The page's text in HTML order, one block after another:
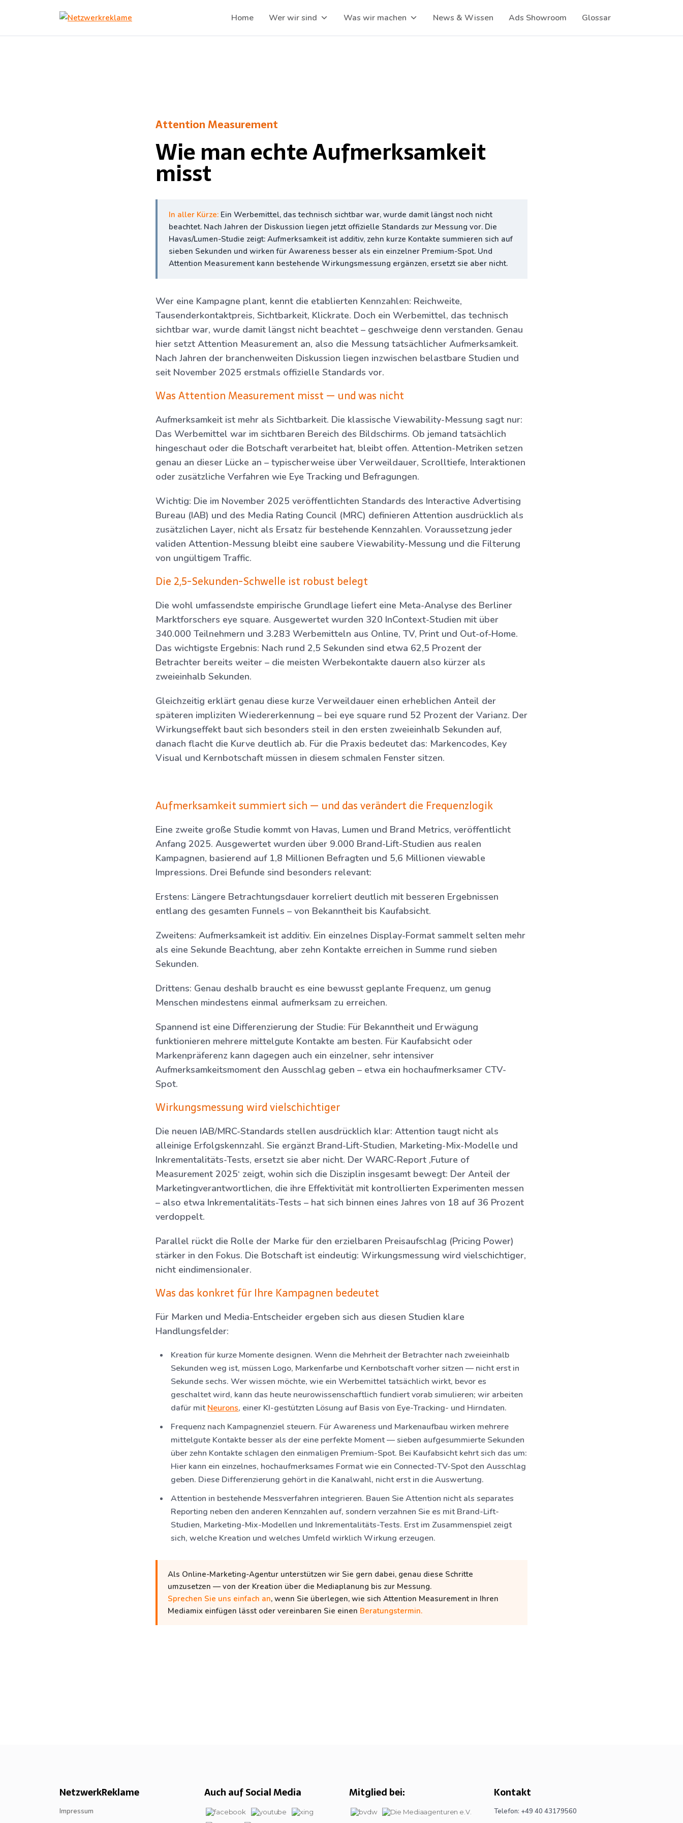
Home Wer wir sind Was wir machen News & Wissen Ads Showroom Glossar
Attention Measurement
Wie man echte Aufmerksamkeit
misst
In aller Kürze: Ein Werbemittel, das technisch sichtbar war, wurde damit längst noch nicht
beachtet. Nach Jahren der Diskussion liegen jetzt offizielle Standards zur Messung vor. Die
Havas/Lumen-Studie zeigt: Aufmerksamkeit ist additiv, zehn kurze Kontakte summieren sich auf
sieben Sekunden und wirken für Awareness besser als ein einzelner Premium-Spot. Und
Attention Measurement kann bestehende Wirkungsmessung ergänzen, ersetzt sie aber nicht.
Wer eine Kampagne plant, kennt die etablierten Kennzahlen: Reichweite,
Tausenderkontaktpreis, Sichtbarkeit, Klickrate. Doch ein Werbemittel, das technisch
sichtbar war, wurde damit längst nicht beachtet – geschweige denn verstanden. Genau
hier setzt Attention Measurement an, also die Messung tatsächlicher Aufmerksamkeit.
Nach Jahren der branchenweiten Diskussion liegen inzwischen belastbare Studien und
seit November 2025 erstmals offizielle Standards vor.
Was Attention Measurement misst — und was nicht
Aufmerksamkeit ist mehr als Sichtbarkeit. Die klassische Viewability-Messung sagt nur:
Das Werbemittel war im sichtbaren Bereich des Bildschirms. Ob jemand tatsächlich
hingeschaut oder die Botschaft verarbeitet hat, bleibt offen. Attention-Metriken setzen
genau an dieser Lücke an – typischerweise über Verweildauer, Scrolltiefe, Interaktionen
oder zusätzliche Verfahren wie Eye Tracking und Befragungen.
Wichtig: Die im November 2025 veröffentlichten Standards des Interactive Advertising
Bureau (IAB) und des Media Rating Council (MRC) definieren Attention ausdrücklich als
zusätzlichen Layer, nicht als Ersatz für bestehende Kennzahlen. Voraussetzung jeder
validen Attention-Messung bleibt eine saubere Viewability-Messung und die Filterung
von ungültigem Traffic.
Die 2,5-Sekunden-Schwelle ist robust belegt
Die wohl umfassendste empirische Grundlage liefert eine Meta-Analyse des Berliner
Marktforschers eye square. Ausgewertet wurden 320 InContext-Studien mit über
340.000 Teilnehmern und 3.283 Werbemitteln aus Online, TV, Print und Out-of-Home.
Das wichtigste Ergebnis: Nach rund 2,5 Sekunden sind etwa 62,5 Prozent der
Betrachter bereits weiter – die meisten Werbekontakte dauern also kürzer als
zweieinhalb Sekunden.
Gleichzeitig erklärt genau diese kurze Verweildauer einen erheblichen Anteil der
späteren impliziten Wiedererkennung – bei eye square rund 52 Prozent der Varianz. Der
Wirkungseffekt baut sich besonders steil in den ersten zweieinhalb Sekunden auf,
danach flacht die Kurve deutlich ab. Für die Praxis bedeutet das: Markencodes, Key
Visual und Kernbotschaft müssen in diesem schmalen Fenster sitzen.
Aufmerksamkeit summiert sich — und das verändert die Frequenzlogik
Eine zweite große Studie kommt von Havas, Lumen und Brand Metrics, veröffentlicht
Anfang 2025. Ausgewertet wurden über 9.000 Brand-Lift-Studien aus realen
Kampagnen, basierend auf 1,8 Millionen Befragten und 5,6 Millionen viewable
Impressions. Drei Befunde sind besonders relevant:
Erstens: Längere Betrachtungsdauer korreliert deutlich mit besseren Ergebnissen
entlang des gesamten Funnels – von Bekanntheit bis Kaufabsicht.
Zweitens: Aufmerksamkeit ist additiv. Ein einzelnes Display-Format sammelt selten mehr
als eine Sekunde Beachtung, aber zehn Kontakte erreichen in Summe rund sieben
Sekunden.
Drittens: Genau deshalb braucht es eine bewusst geplante Frequenz, um genug
Menschen mindestens einmal aufmerksam zu erreichen.
Spannend ist eine Differenzierung der Studie: Für Bekanntheit und Erwägung
funktionieren mehrere mittelgute Kontakte am besten. Für Kaufabsicht oder
Markenpräferenz kann dagegen auch ein einzelner, sehr intensiver
Aufmerksamkeitsmoment den Ausschlag geben – etwa ein hochaufmerksamer CTV-
Spot.
Wirkungsmessung wird vielschichtiger
Die neuen IAB/MRC-Standards stellen ausdrücklich klar: Attention taugt nicht als
alleinige Erfolgskennzahl. Sie ergänzt Brand-Lift-Studien, Marketing-Mix-Modelle und
Inkrementalitäts-Tests, ersetzt sie aber nicht. Der WARC-Report ‚Future of
Measurement 2025‘ zeigt, wohin sich die Disziplin insgesamt bewegt: Der Anteil der
Marketingverantwortlichen, die ihre Effektivität mit kontrollierten Experimenten messen
– also etwa Inkrementalitäts-Tests – hat sich binnen eines Jahres von 18 auf 36 Prozent
verdoppelt.
Parallel rückt die Rolle der Marke für den erzielbaren Preisaufschlag (Pricing Power)
stärker in den Fokus. Die Botschaft ist eindeutig: Wirkungsmessung wird vielschichtiger,
nicht eindimensionaler.
Was das konkret für Ihre Kampagnen bedeutet
Für Marken und Media-Entscheider ergeben sich aus diesen Studien klare
Handlungsfelder:
Kreation für kurze Momente designen. Wenn die Mehrheit der Betrachter nach zweieinhalb
Sekunden weg ist, müssen Logo, Markenfarbe und Kernbotschaft vorher sitzen — nicht erst in
Sekunde sechs. Wer wissen möchte, wie ein Werbemittel tatsächlich wirkt, bevor es
geschaltet wird, kann das heute neurowissenschaftlich fundiert vorab simulieren; wir arbeiten
dafür mitNeurons, einer KI-gestützten Lösung auf Basis von Eye-Tracking- und Hirndaten.
Frequenz nach Kampagnenziel steuern. Für Awareness und Markenaufbau wirken mehrere
mittelgute Kontakte besser als der eine perfekte Moment — sieben aufgesummierte Sekunden
über zehn Kontakte schlagen den einmaligen Premium-Spot. Bei Kaufabsicht kehrt sich das um:
Hier kann ein einzelnes, hochaufmerksames Format wie ein Connected-TV-Spot den Ausschlag
geben. Diese Differenzierung gehört in die Kanalwahl, nicht erst in die Auswertung.
Attention in bestehende Messverfahren integrieren. Bauen Sie Attention nicht als separates
Reporting neben den anderen Kennzahlen auf, sondern verzahnen Sie es mit Brand-Lift-
Studien, Marketing-Mix-Modellen und Inkrementalitäts-Tests. Erst im Zusammenspiel zeigt
sich, welche Kreation und welches Umfeld wirklich Wirkung erzeugen.
Als Online-Marketing-Agentur unterstützen wir Sie gern dabei, genau diese Schritte
umzusetzen — von der Kreation über die Mediaplanung bis zur Messung.
Sprechen Sie uns einfach an, wenn Sie überlegen, wie sich Attention Measurement in Ihren
Mediamix einfügen lässt oder vereinbaren Sie einen Beratungstermin.
NetzwerkReklame
Impressum
Auch auf Social Media Mitglied bei: Kontakt
Telefon: +49 40 43179560